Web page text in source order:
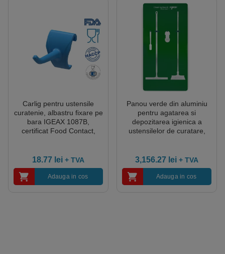
• Nu folosiți unelte deteriorate, produsul trebuie
sa fie in stare buna pentru utilizare.
Carlig pentru ustensile
curatenie, albastru fixare pe
bara IGEAX 1087B,
certificat Food Contact,
18.77 lei + TVA
Adauga in cos
Panou verde din aluminiu
pentru agatarea si
depozitarea igienica a
ustensilelor de curatare,
IGEAX 1G, 1000 x 3 x 2000
mm, HACCP
3,156.27 lei + TVA
Adauga in cos